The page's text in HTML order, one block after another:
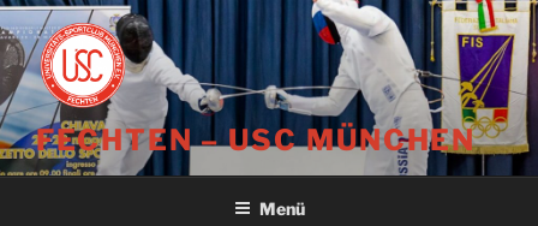
Zum
Inhalt
springen
FECHTEN – USC MÜNCHEN
Menü